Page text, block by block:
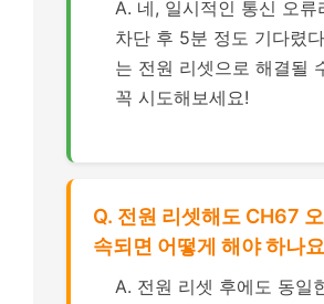
A. 네, 일시적인 통신 오류
차단 후 5분 정도 기다렸
는 전원 리셋으로 해결될
꼭 시도해보세요!
Q. 전원 리셋해도 CH67
속되면 어떻게 해야 하나
A. 전원 리셋 후에도 동일